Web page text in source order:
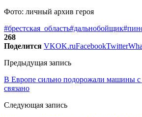
Фото: личный архив героя
#брестская_область#дальнобойщик
268
Поделится VKOK.ruFacebookTwitter
Предыдущая запись
В Европе сильно подорожали машины
связано
Следующая запись